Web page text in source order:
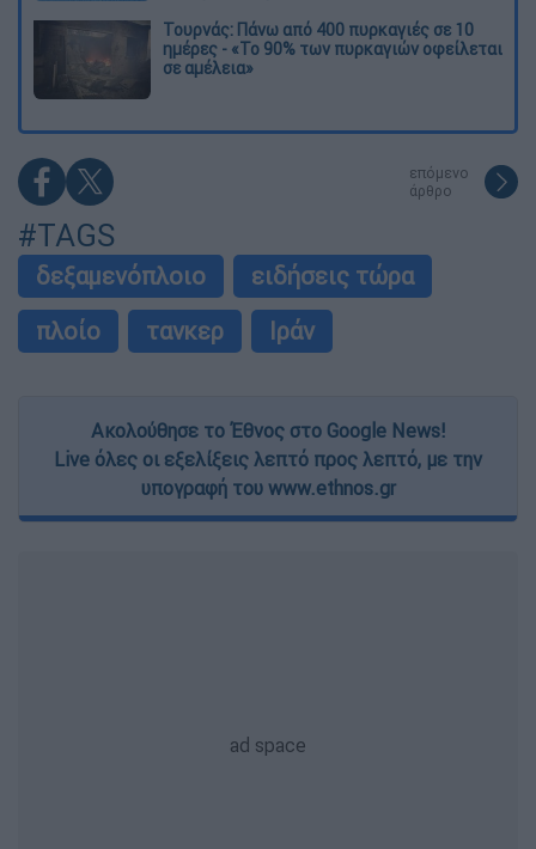
Τουρνάς: Πάνω από 400 πυρκαγιές σε 10
ημέρες - «Το 90% των πυρκαγιών οφείλεται
σε αμέλεια»
επόμενο
άρθρο
#TAGS
δεξαμενόπλοιο
ειδήσεις τώρα
πλοίο
τανκερ Ιράν
Ακολούθησε το Έθνος στο Google News!
Live όλες οι εξελίξεις λεπτό προς λεπτό, με την
υπογραφή του www.ethnos.gr